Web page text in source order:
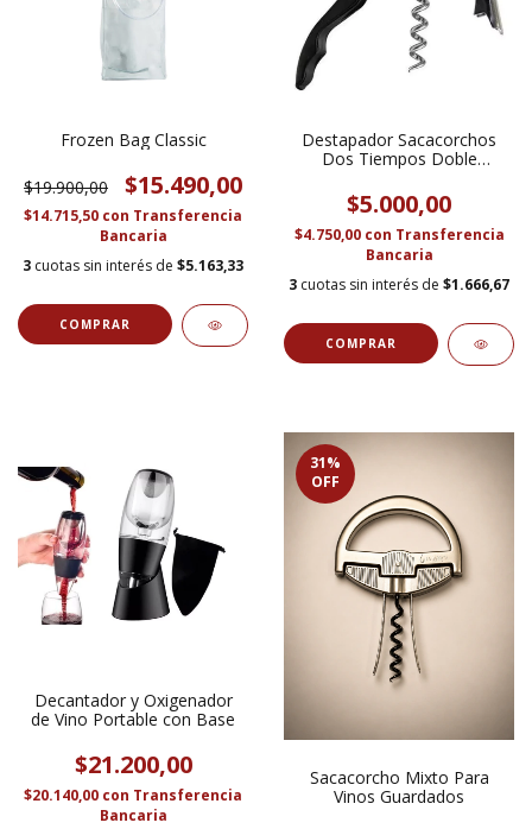
Frozen Bag Classic
$19.900,00 $15.490,00
$14.715,50 con Transferencia
Bancaria
3 cuotas sin interés de $5.163,33
Destapador Sacacorchos
Dos Tiempos Doble
$5.000,00
$4.750,00 con Transferencia
Bancaria
3 cuotas sin interés de $1.666,67
Decantador y Oxigenador
de Vino Portable con Base
$21.200,00
$20.140,00 con Transferencia
Bancaria
31%
OFF
Sacacorcho Mixto Para
Vinos Guardados